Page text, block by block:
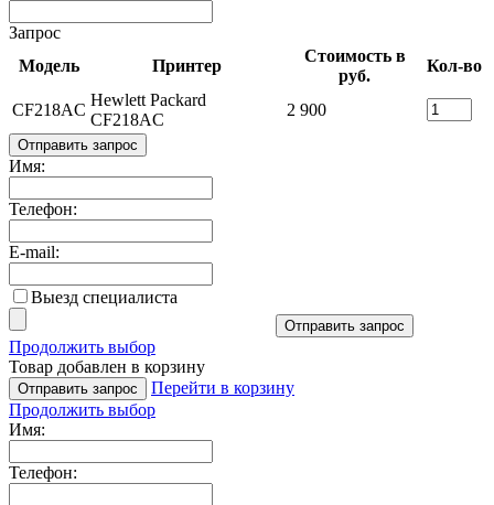
Запрос
Модель
Принтер
Стоимость в
руб.
Кол-во
CF218AC
Hewlett Packard
CF218AC
2 900
Отправить запрос
Имя:
Телефон:
E-mail:
Выезд специалиста
Отправить запрос
Продолжить выбор
Товар добавлен в корзину
Отправить запрос
Перейти в корзину
Продолжить выбор
Имя:
Телефон: